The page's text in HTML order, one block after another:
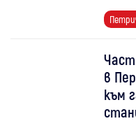
в
към